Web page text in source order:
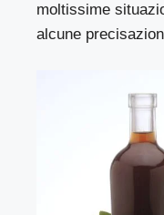
moltissime
alcune